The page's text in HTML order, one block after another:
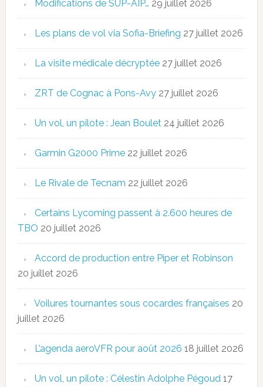
Modifications de SUP-AIP… 29 juillet 2026
Les plans de vol via Sofia-Briefing 27 juillet 2026
La visite médicale décryptée 27 juillet 2026
ZRT de Cognac à Pons-Avy 27 juillet 2026
Un vol, un pilote : Jean Boulet 24 juillet 2026
Garmin G2000 Prime 22 juillet 2026
Le Rivale de Tecnam 22 juillet 2026
Certains Lycoming passent à 2.600 heures de
TBO 20 juillet 2026
Accord de production entre Piper et Robinson
20 juillet 2026
Voilures tournantes sous cocardes françaises 20
juillet 2026
L’agenda aeroVFR pour août 2026 18 juillet 2026
Un vol, un pilote : Célestin Adolphe Pégoud 17